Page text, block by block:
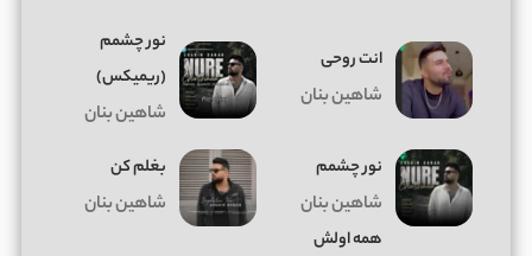
انت روحی
شاهین بنان
نور چشمم
(ریمیکس)
شاهین بنان
نور چشمم
شاهین بنان
بغلم کن
شاهین بنان
همه اولش